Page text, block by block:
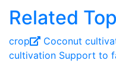
Related
crop Coconut
cultivation Support to